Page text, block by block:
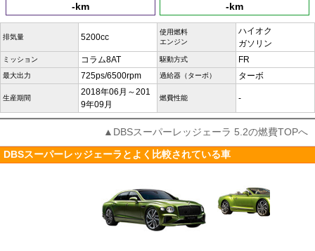
-km -km
排気量 5200cc
使用燃料
エンジン
ハイオク
ガソリン
ミッション コラム8AT 駆動方式 FR
最大出力 725ps/6500rpm 過給器（ターボ） ターボ
生産期間
2018年06月～201
9年09月
燃費性能 -
▲DBSスーパーレッジェーラ 5.2の燃費TOPへ
DBSスーパーレッジェーラとよく比較されている車